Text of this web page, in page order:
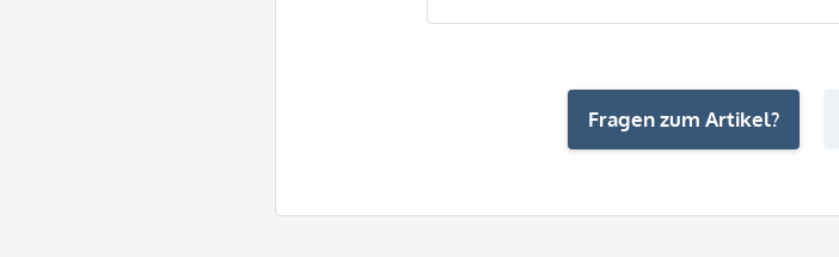
Fragen zum Artikel?